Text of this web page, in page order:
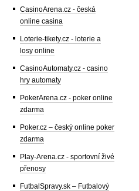
CasinoArena.cz - česká
online casina
Loterie-tikety.cz - loterie a
losy online
CasinoAutomaty.cz - casino
hry automaty
PokerArena.cz - poker online
zdarma
Poker.cz – český online poker
zdarma
Play-Arena.cz - sportovní živé
přenosy
FutbalSpravy.sk – Futbalový